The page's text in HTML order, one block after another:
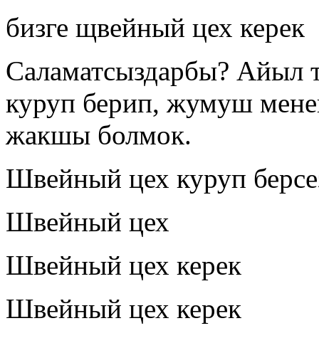
бизге щвейный цех керек
Саламатсыздарбы? Айыл
куруп берип, жумуш
жакшы болмок.
Швейный цех куруп
Швейный цех
Швейный цех керек
Швейный цех керек